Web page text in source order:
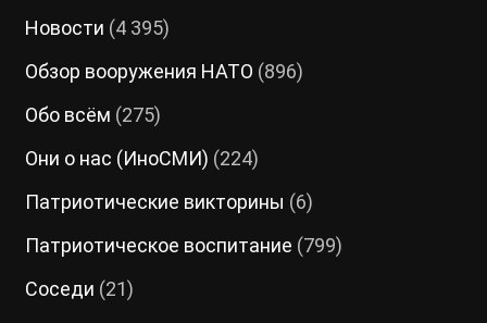
Новости (4 395)
Обзор вооружения НАТО (896)
Обо всём (275)
Они о нас (ИноСМИ) (224)
Патриотические викторины (6)
Патриотическое воспитание (799)
Соседи (21)